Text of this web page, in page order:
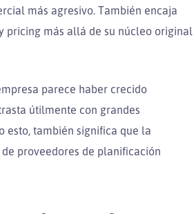
más agresivo. También encaja
pricing más allá de su núcleo original
parece haber crecido
útilmente con grandes
esto, también significa que la
proveedores de planificación